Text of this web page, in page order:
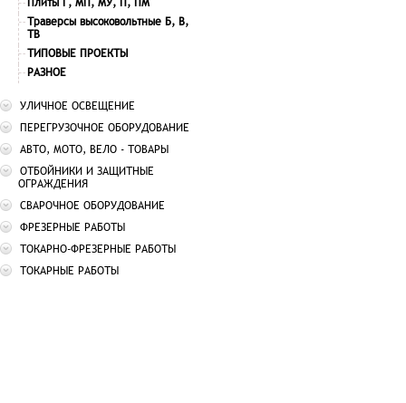
Траверсы высоковольтные Б, В,
ТВ
ТИПОВЫЕ ПРОЕКТЫ
РАЗНОЕ
УЛИЧНОЕ ОСВЕЩЕНИЕ
ПЕРЕГРУЗОЧНОЕ ОБОРУДОВАНИЕ
АВТО, МОТО, ВЕЛО - ТОВАРЫ
ОТБОЙНИКИ И ЗАЩИТНЫЕ
ОГРАЖДЕНИЯ
СВАРОЧНОЕ ОБОРУДОВАНИЕ
ФРЕЗЕРНЫЕ РАБОТЫ
ТОКАРНО-ФРЕЗЕРНЫЕ РАБОТЫ
ТОКАРНЫЕ РАБОТЫ